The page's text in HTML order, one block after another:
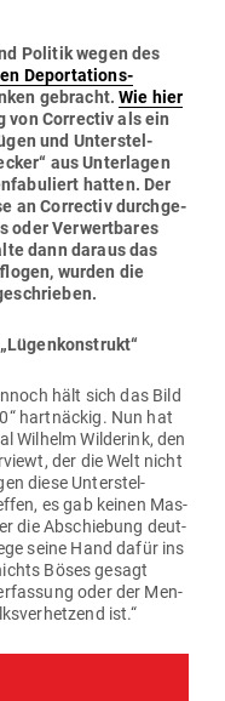
Politik wegen des
Depor­ta­ti­ons­
gebracht.Wie hier
von Cor­rectiv als ein
und Unter­stel­
aus Unter­lagen
hatten. Der
an Cor­rectiv durch­ge­
oder Ver­wert­bares
dann daraus das
wurden die
hält sich das Bild
hart­näckig. Nun hat
Wilhelm Wil­derink, den
der die Welt nicht
diese Unter­stel­
es gab keinen Mas­
die Abschiebung deut­
seine Hand dafür ins
Böses gesagt
oder der Men­
ist.“